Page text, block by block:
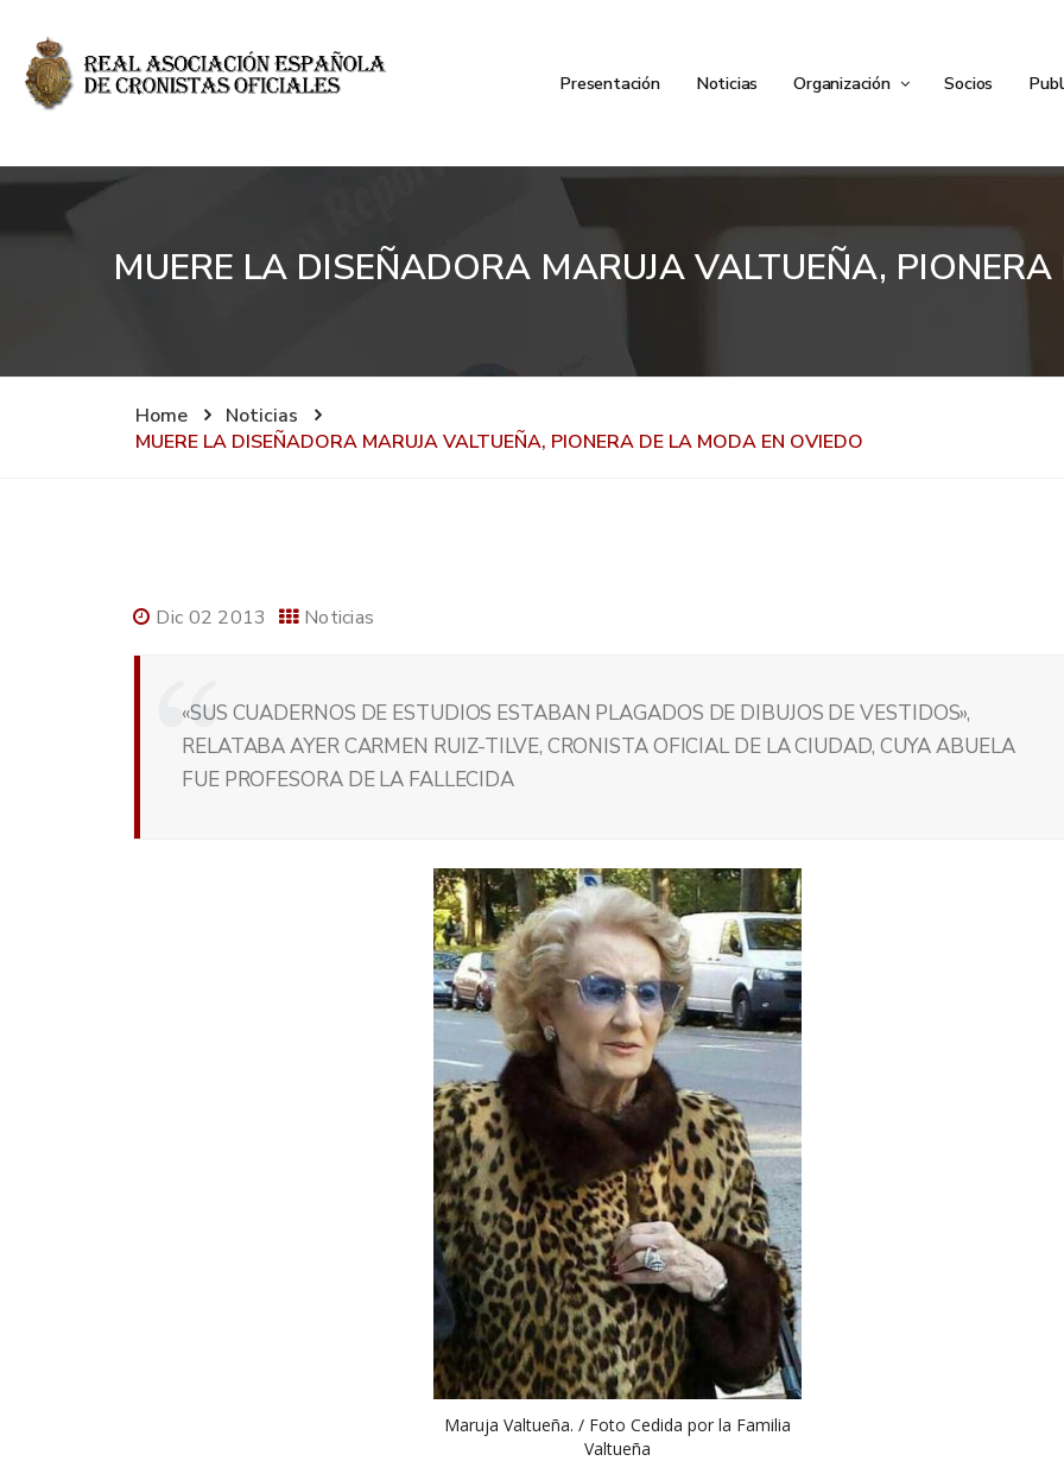
Presentación Noticias Organización Socios
MUERE LA DISEÑADORA MARUJA VALTUEÑA,
Home
Noticias
MUERE LA DISEÑADORA MARUJA VALTUEÑA, PIONERA DE LA MODA EN OVIEDO
Dic 02 2013 Noticias
«SUS CUADERNOS DE ESTUDIOS ESTABAN PLAGADOS DE DIBUJOS DE VESTIDOS»,
RELATABA AYER CARMEN RUIZ-TILVE, CRONISTA OFICIAL DE LA CIUDAD, CUYA ABUELA
FUE PROFESORA DE LA FALLECIDA
Maruja Valtueña. / Foto Cedida por la Familia
Valtueña